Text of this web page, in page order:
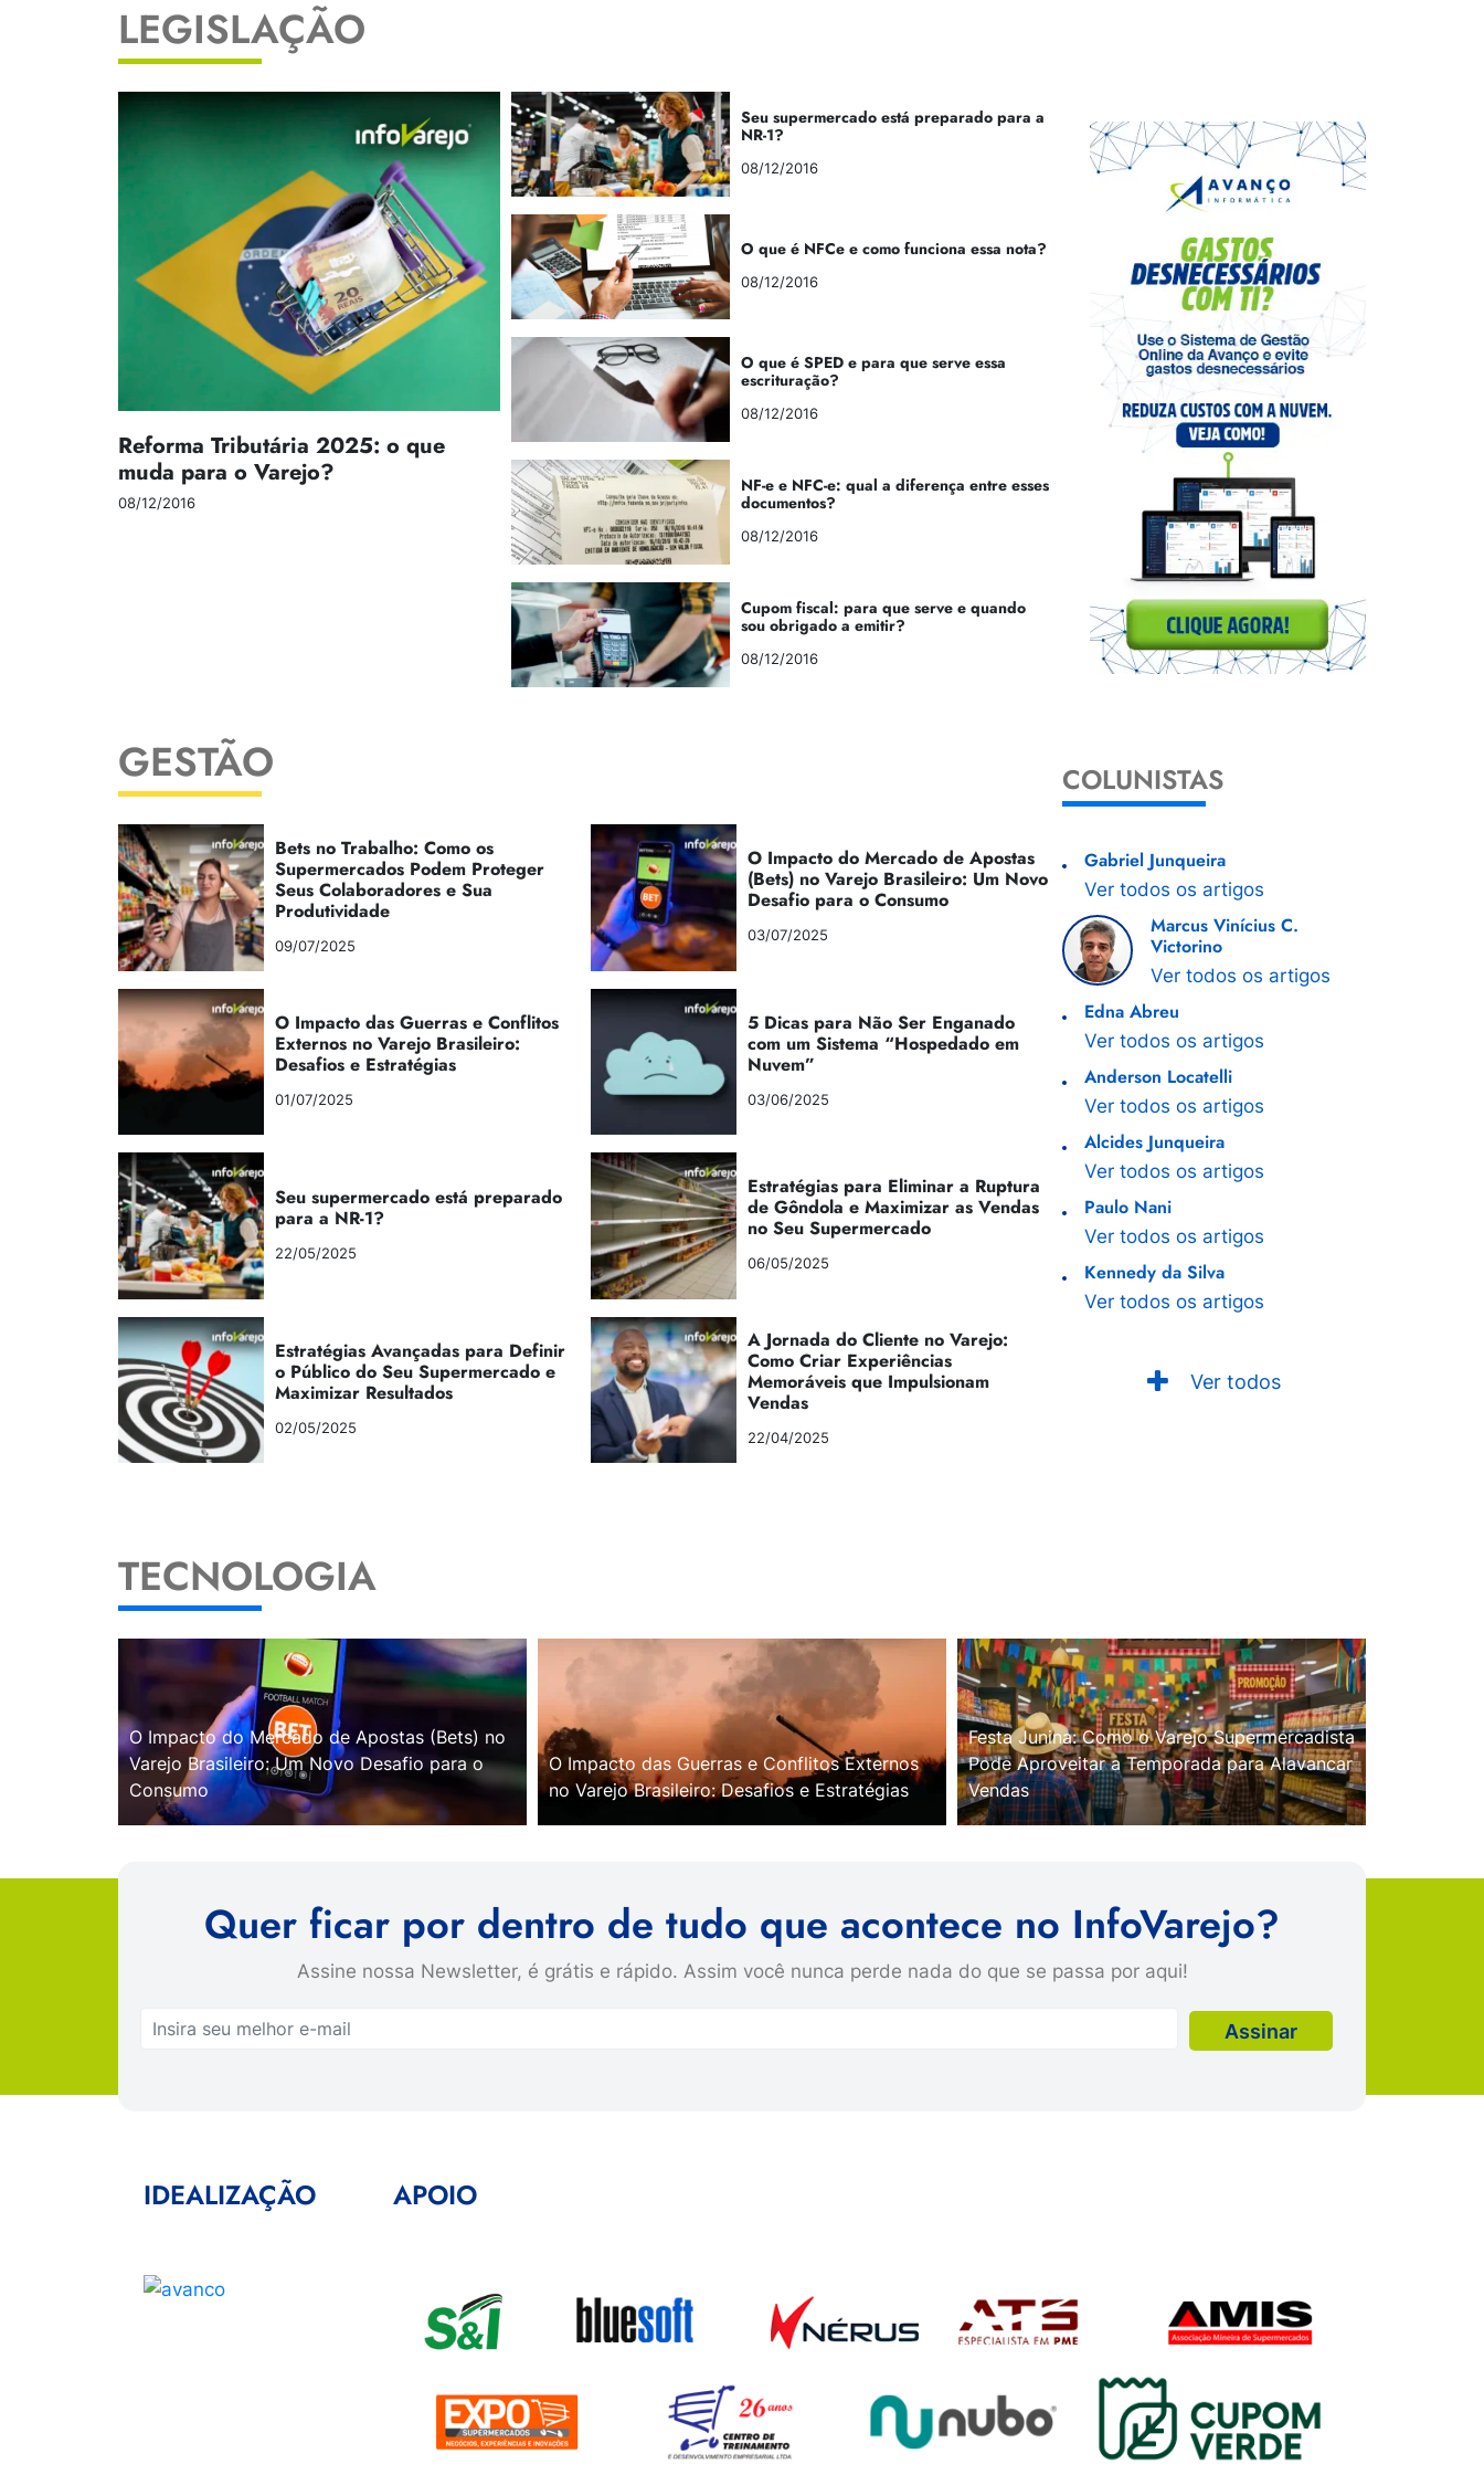
LEGISLAÇÃO
Reforma Tributária 2025: o que
muda para o Varejo?
08/12/2016
Seu supermercado está preparado para a
NR-1?
08/12/2016
O que é NFCe e como funciona essa nota?
08/12/2016
O que é SPED e para que serve essa
escrituração?
08/12/2016
NF-e e NFC-e: qual a diferença entre esses
documentos?
08/12/2016
Cupom fiscal: para que serve e quando
sou obrigado a emitir?
08/12/2016
GESTÃO
Bets no Trabalho: Como os
Supermercados Podem Proteger
Seus Colaboradores e Sua
Produtividade
09/07/2025
O Impacto do Mercado de Apostas
(Bets) no Varejo Brasileiro: Um Novo
Desafio para o Consumo
03/07/2025
O Impacto das Guerras e Conflitos
Externos no Varejo Brasileiro:
Desafios e Estratégias
01/07/2025
5 Dicas para Não Ser Enganado
com um Sistema “Hospedado em
Nuvem”
03/06/2025
Seu supermercado está preparado
para a NR-1?
22/05/2025
Estratégias para Eliminar a Ruptura
de Gôndola e Maximizar as Vendas
no Seu Supermercado
06/05/2025
Estratégias Avançadas para Definir
o Público do Seu Supermercado e
Maximizar Resultados
02/05/2025
A Jornada do Cliente no Varejo:
Como Criar Experiências
Memoráveis que Impulsionam
Vendas
22/04/2025
COLUNISTAS
Gabriel Junqueira
Ver todos os artigos
Marcus Vinícius C.
Victorino
Ver todos os artigos
Edna Abreu
Ver todos os artigos
Anderson Locatelli
Ver todos os artigos
Alcides Junqueira
Ver todos os artigos
Paulo Nani
Ver todos os artigos
Kennedy da Silva
Ver todos os artigos
Ver todos
TECNOLOGIA
O Impacto do Mercado de Apostas (Bets) no
Varejo Brasileiro: Um Novo Desafio para o
Consumo
O Impacto das Guerras e Conflitos Externos
no Varejo Brasileiro: Desafios e Estratégias
Festa Junina: Como o Varejo Supermercadista
Pode Aproveitar a Temporada para Alavancar
Vendas
Quer ficar por dentro de tudo que acontece no InfoVarejo?
Assine nossa Newsletter, é grátis e rápido. Assim você nunca perde nada do que se passa por aqui!
IDEALIZAÇÃO APOIO